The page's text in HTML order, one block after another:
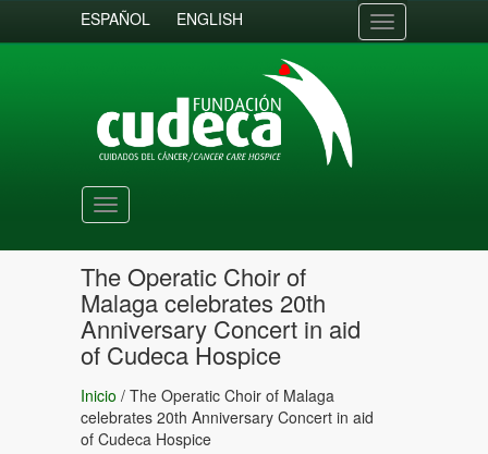
ESPAÑOL ENGLISH
Toggle
navigation
Toggle
navigation
The Operatic Choir of
Malaga celebrates 20th
Anniversary Concert in aid
of Cudeca Hospice
Inicio / The Operatic Choir of Malaga
celebrates 20th Anniversary Concert in aid
of Cudeca Hospice